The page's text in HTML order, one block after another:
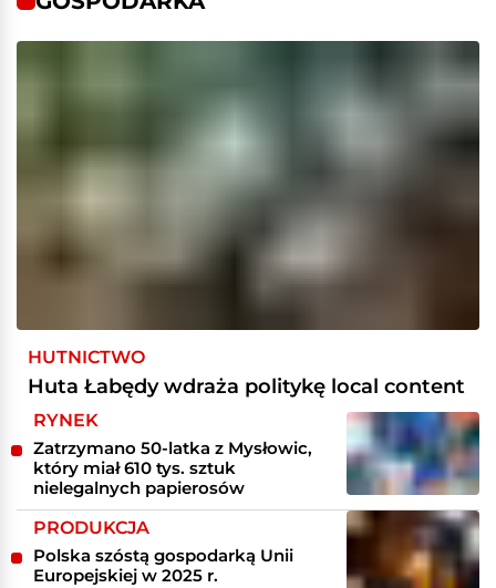
HUTNICTWO
Huta Łabędy wdraża politykę local content
RYNEK
Zatrzymano 50-latka z Mysłowic,
który miał 610 tys. sztuk
nielegalnych papierosów
PRODUKCJA
Polska szóstą gospodarką Unii
Europejskiej w 2025 r.